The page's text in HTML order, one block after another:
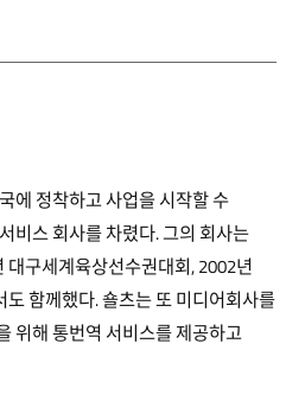
에 정착하고 사업을 시작할 수
비스 회사를 차렸다. 그의 회사는
구세계육상선수권대회, 2002년
함께했다. 숄츠는 또 미디어회사를
위해 통번역 서비스를 제공하고